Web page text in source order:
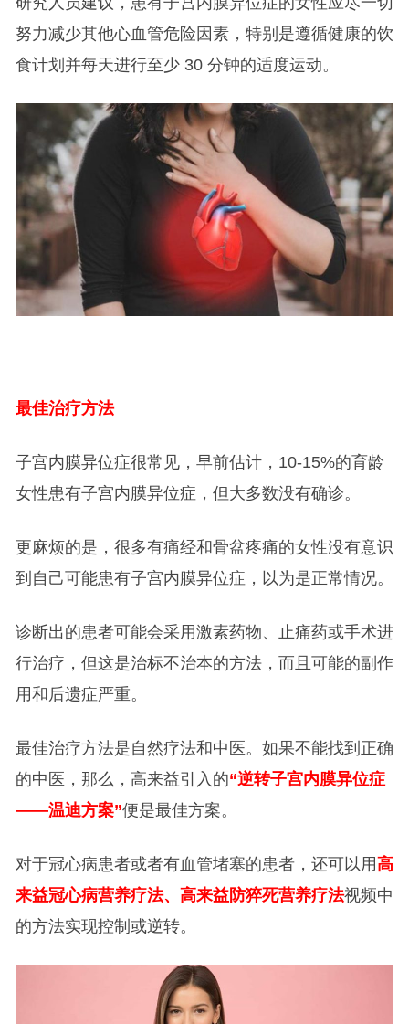
努力减少其他心血管危险因素，特别是遵循健康的饮
食计划并每天进行至少 30 分钟的适度运动。
最佳治疗方法
子宫内膜异位症很常见，早前估计，10-15%的育龄
女性患有子宫内膜异位症，但大多数没有确诊。
更麻烦的是，很多有痛经和骨盆疼痛的女性没有意识
到自己可能患有子宫内膜异位症，以为是正常情况。
诊断出的患者可能会采用激素药物、止痛药或手术进
行治疗，但这是治标不治本的方法，而且可能的副作
用和后遗症严重。
最佳治疗方法是自然疗法和中医。如果不能找到正确
的中医，那么，高来益引入的“逆转子宫内膜异位症
——温迪方案”便是最佳方案。
对于冠心病患者或者有血管堵塞的患者，还可以用高
来益冠心病营养疗法、高来益防猝死营养疗法视频中
的方法实现控制或逆转。